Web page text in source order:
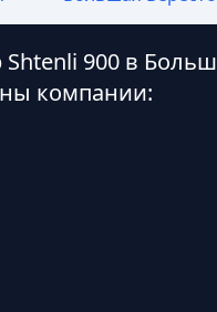
900 в
компании: